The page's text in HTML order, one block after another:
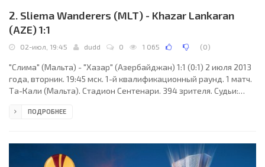
2. Sliema Wanderers (MLT) - Khazar Lankaran
(AZE) 1:1
02-июл, 19:45 dudd 0 1 065 (0)
"Слима" (Мальта) - "Хазар" (Азербайджан) 1:1 (0:1) 2 июля 2013
года, вторник. 19:45 мск. 1-й квалификационный раунд. 1 матч.
Та-Кали (Мальта). Стадион Сентенари. 394 зрителя. Судьи:
Резервный: Яан Роос (Эстония). "Слима": Глен Цаммит, Алекс
Чилия (Ариель Лаудиси, 53), Пальтемио Барбетти, Маттиас
Мукарди, Джузеппе Мускат (Бранислав
ПОДРОБНЕЕ